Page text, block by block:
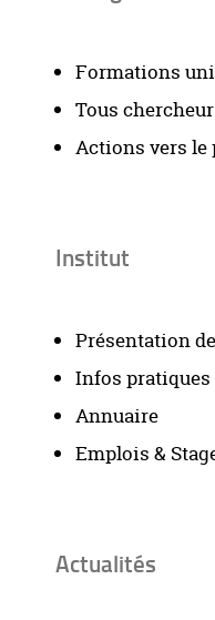
Formations
Tous
Actions vers le
Institut
Présentation
Infos pratiques
Annuaire
Emplois &
Actualités